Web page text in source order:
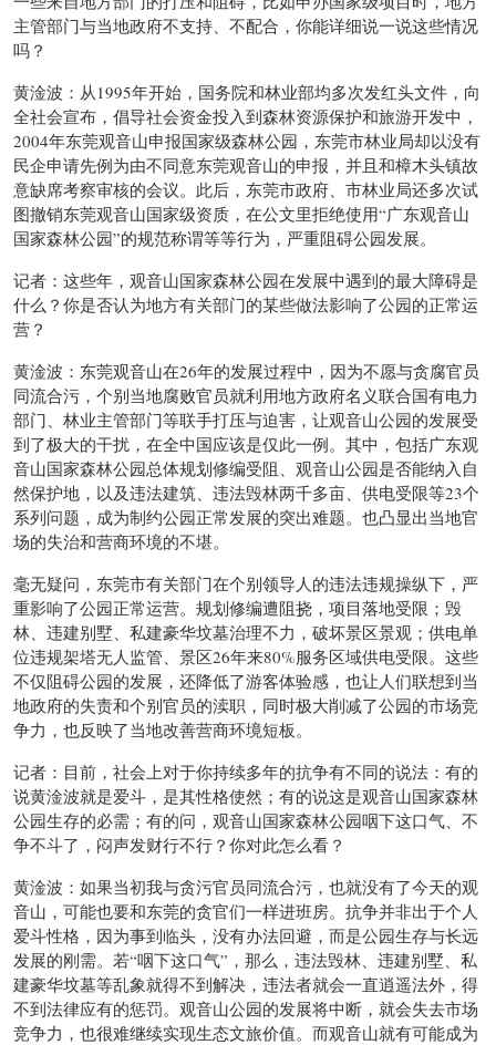
主管部门与当地政府不支持、不配合，你能详细说一说这些情况
吗？
黄淦波：从1995年开始，国务院和林业部均多次发红头文件，向
全社会宣布，倡导社会资金投入到森林资源保护和旅游开发中，
2004年东莞观音山申报国家级森林公园，东莞市林业局却以没有
民企申请先例为由不同意东莞观音山的申报，并且和樟木头镇故
意缺席考察审核的会议。此后，东莞市政府、市林业局还多次试
图撤销东莞观音山国家级资质，在公文里拒绝使用“广东观音山
国家森林公园”的规范称谓等等行为，严重阻碍公园发展。
记者：这些年，观音山国家森林公园在发展中遇到的最大障碍是
什么？你是否认为地方有关部门的某些做法影响了公园的正常运
营？
黄淦波：东莞观音山在26年的发展过程中，因为不愿与贪腐官员
同流合污，个别当地腐败官员就利用地方政府名义联合国有电力
部门、林业主管部门等联手打压与迫害，让观音山公园的发展受
到了极大的干扰，在全中国应该是仅此一例。其中，包括广东观
音山国家森林公园总体规划修编受阻、观音山公园是否能纳入自
然保护地，以及违法建筑、违法毁林两千多亩、供电受限等23个
系列问题，成为制约公园正常发展的突出难题。也凸显出当地官
场的失治和营商环境的不堪。
毫无疑问，东莞市有关部门在个别领导人的违法违规操纵下，严
重影响了公园正常运营。规划修编遭阻挠，项目落地受限；毁
林、违建别墅、私建豪华坟墓治理不力，破坏景区景观；供电单
位违规架塔无人监管、景区26年来80%服务区域供电受限。这些
不仅阻碍公园的发展，还降低了游客体验感，也让人们联想到当
地政府的失责和个别官员的渎职，同时极大削减了公园的市场竞
争力，也反映了当地改善营商环境短板。
记者：目前，社会上对于你持续多年的抗争有不同的说法：有的
说黄淦波就是爱斗，是其性格使然；有的说这是观音山国家森林
公园生存的必需；有的问，观音山国家森林公园咽下这口气、不
争不斗了，闷声发财行不行？你对此怎么看？
黄淦波：如果当初我与贪污官员同流合污，也就没有了今天的观
音山，可能也要和东莞的贪官们一样进班房。抗争并非出于个人
爱斗性格，因为事到临头，没有办法回避，而是公园生存与长远
发展的刚需。若“咽下这口气”，那么，违法毁林、违建别墅、私
建豪华坟墓等乱象就得不到解决，违法者就会一直逍遥法外，得
不到法律应有的惩罚。观音山公园的发展将中断，就会失去市场
竞争力，也很难继续实现生态文旅价值。而观音山就有可能成为